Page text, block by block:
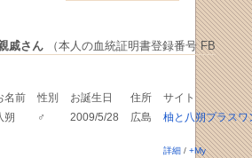
戚さん（本人の血統証明書登録番号 FB
名前 性別 お誕生日 住所
サイト
朔 ♂ 2009/5/28 広島 柚と八朔プラスワ
詳細/ +My